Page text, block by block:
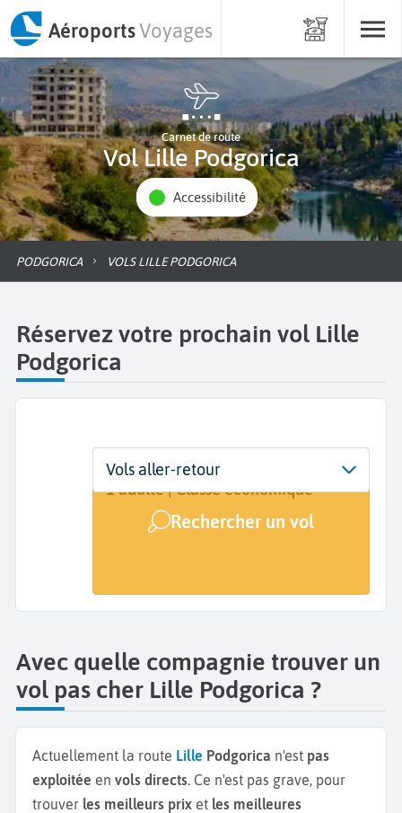
AéroportsVoyages
Carnet de route
Vol Lille Podgorica
Accessibilité
PODGORICA VOLS LILLE PODGORICA
Réservez votre prochain vol Lille
Podgorica
Départ
Lille (LIL)
Dates
Dates de votre voyage
Voyageurs | Classe
1 adulte | Classe économique
Rechercher un vol
Vols aller-retour
Avec quelle compagnie trouver un
vol pas cher Lille Podgorica ?
Actuellement la route Lille Podgorica n'est pas
exploitée en vols directs. Ce n'est pas grave, pour
trouver les meilleurs prix et les meilleures